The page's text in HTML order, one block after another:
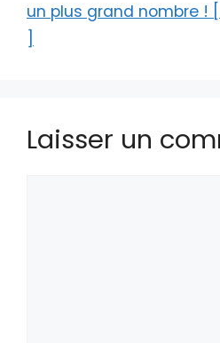
un plus grand nombre !
Laisser un